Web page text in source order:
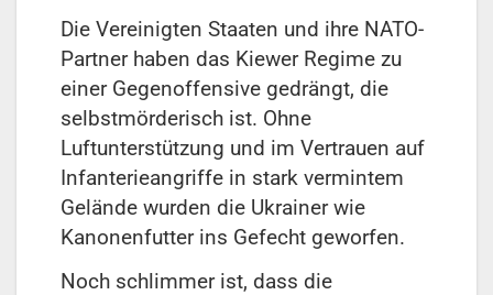
Die Vereinigten Staaten und ihre NATO-
Partner haben das Kiewer Regime zu
einer Gegenoffensive gedrängt, die
selbstmörderisch ist. Ohne
Luftunterstützung und im Vertrauen auf
Infanterieangriffe in stark vermintem
Gelände wurden die Ukrainer wie
Kanonenfutter ins Gefecht geworfen.
Noch schlimmer ist, dass die